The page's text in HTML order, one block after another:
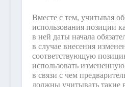
Вместе с тем, учитывая
использования позиции
в ней даты начала
в случае внесения
соответствующую
использовать
в связи с чем
должны учитывать такие